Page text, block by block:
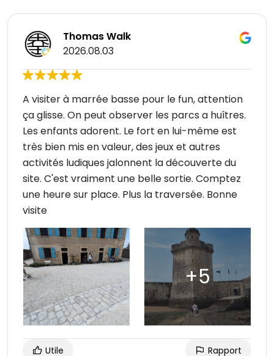
Thomas Walk
2026.08.03
A visiter à marrée basse pour le fun, attention
ça glisse. On peut observer les parcs a huîtres.
Les enfants adorent. Le fort en lui-même est
très bien mis en valeur, des jeux et autres
activités ludiques jalonnent la découverte du
site. C'est vraiment une belle sortie. Comptez
une heure sur place. Plus la traversée. Bonne
visite
Utile Rapport